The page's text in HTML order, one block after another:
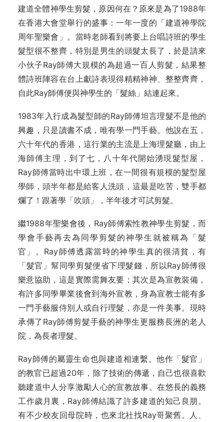
建道全體神學生剪髮，原因何在？原來是為了1988年
在香港大會堂舉行的盛事：一年一度的「建道神學院
周年聖樂會」。當時老師看到將要上台唱詩班的學生
髮型很不整齊，特別是男生的頭髮太長了，於是請來
小伙子Ray師傅大規模的為超過一百人剪髮，結果整
體詩班陣容在台上獻詩表現得精精神神、整整齊齊，
自此Ray師傅便與神學生的「髮絲」結連起來。
1983年入行成為髮型師的Ray師傅坦言理髮不是他的
興趣，只是讀書不成，唯有學一門手藝。他說在五，
六十年代的香港，這行業的主流是上海理髮廳，由上
海師傅主理，到了七，八十年代開始湧現髮型屋，
Ray師傅當時出中環上班，在一間很有規模的髮型屋
學師，頭半年都是給客人洗頭，這最是吃苦，雙手都
爛了！跟著學「吹頭」，半年後才可試剪髮。
繼1988年聖樂會後，Ray師傅索性教神學生剪髮，而
學會手藝再去為同學剪髮的神學生就被稱為「髮
官」。Ray師傅透露當時的神學生真的很清貧，有
「髮官」幫同學剪髮便省下理髮錢，所以Ray師傅很
樂意協助，這是實際需舞友要；其次是為宣教裝備，
有許多同學畢業後會到海外宣教，身為宣教士能有多
一門手藝服侍別人或自行理髮，亦是一件美事。現時
承傳了Ray師傅剪髮手藝的神學生更服務長洲的老人
院，為長者理髮。
Ray師傅的屬靈生命也與建道相連繫。他作「髮官」
的教官已超過20年，除了技術的傳遞，自己也很喜歡
聽建道中人分享激勵人心的宣教故事。在悠長的義務
工作歲月裏，Ray師傅結識了許多建道的知己良朋。
有不少校友回母院時，也來北社找Ray哥聚舊。人、